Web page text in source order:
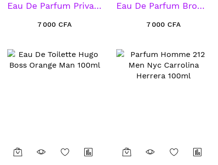
Eau De Parfum Private Club 80ml
7 000 CFA
Eau De Parfum Brown Orchid 80ml
7 000 CFA